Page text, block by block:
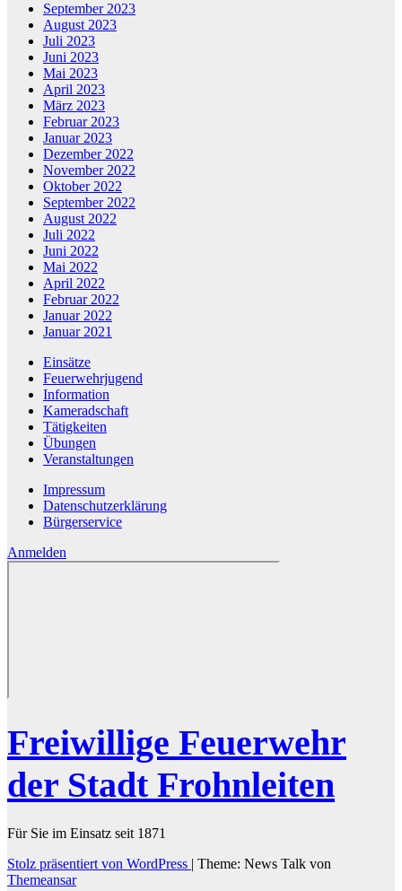
September 2023
August 2023
Juli 2023
Juni 2023
Mai 2023
April 2023
März 2023
Februar 2023
Januar 2023
Dezember 2022
November 2022
Oktober 2022
September 2022
August 2022
Juli 2022
Juni 2022
Mai 2022
April 2022
Februar 2022
Januar 2022
Januar 2021
Einsätze
Feuerwehrjugend
Information
Kameradschaft
Tätigkeiten
Übungen
Veranstaltungen
Impressum
Datenschutzerklärung
Bürgerservice
Anmelden
Freiwillige Feuerwehr
der Stadt Frohnleiten
Für Sie im Einsatz seit 1871
Stolz präsentiert von WordPress | Theme: News Talk von
Themeansar